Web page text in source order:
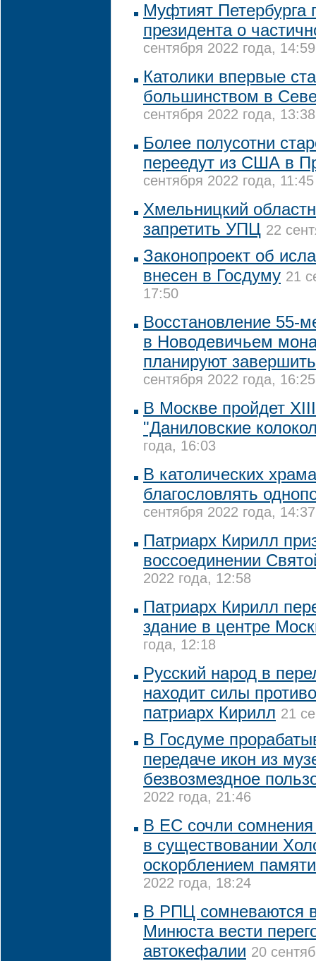
Муфтият
президента о
сентября 2022 года, 14:59
Католики впервые
большинством в
сентября 2022 года, 13:38
Более полусотни
переедут из США в
сентября 2022 года, 11:45
Хмельницкий
запретить УПЦ 22
Законопроект об
внесен в Госдуму 21
17:50
Восстановление 55-
в Новодевичьем
планируют
сентября 2022 года, 16:25
В Москве пройдет
"Даниловские
года, 16:03
В католических
благословлять
сентября 2022 года, 14:37
Патриарх Кирилл
воссоединении
2022 года, 12:58
Патриарх Кирилл
здание в центре
года, 12:18
Русский народ в
находит силы
патриарх Кирилл 21
В Госдуме
передаче икон из
безвозмездное
2022 года, 21:46
В ЕС сочли
в существовании
оскорблением
2022 года, 18:24
В РПЦ сомневаются в
Минюста вести
автокефалии 20